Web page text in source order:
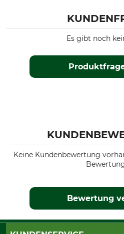
Es gibt noch
Keine Kundenbewertung
Bewertung